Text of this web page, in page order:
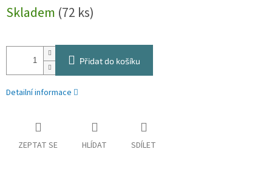
cena:
Skladem (72 ks)
Přidat do košíku
Detailní informace
ZEPTAT SE HLÍDAT SDÍLET